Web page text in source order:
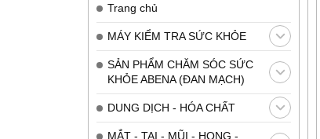
Trang chủ
MÁY KIỂM TRA SỨC KHỎE
SẢN PHẨM CHĂM SÓC SỨC
KHỎE ABENA (ĐAN MẠCH)
DUNG DỊCH - HÓA CHẤT
MẮT - TAI - MŨI - HỌNG -